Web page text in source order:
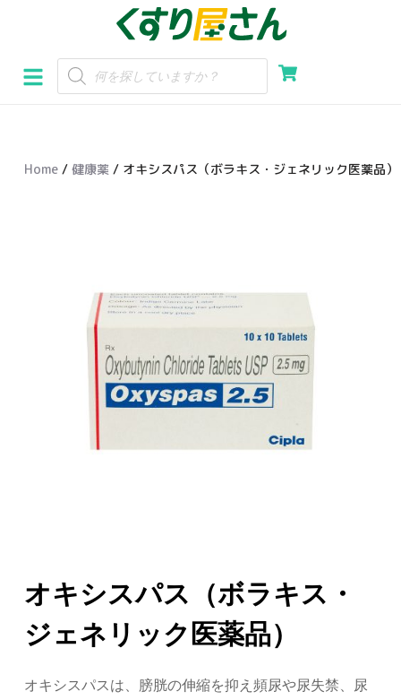
ン
テ
スHome / 健康薬 / オキシスパス（ボラキス・ジェネリック医薬品）
オキシスパス（ボラキス・
ジェネリック医薬品）
オキシスパスは、膀胱の伸縮を抑え頻尿や尿失禁、尿